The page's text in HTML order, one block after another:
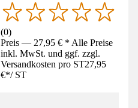
(0)
Preis — 27,95 € * Alle Preise
inkl. MwSt. und ggf. zzgl.
Versandkosten pro ST27,95
€*/ ST